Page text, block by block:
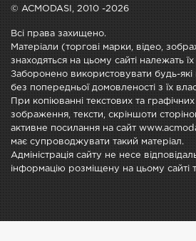
© ACMODASI, 2010 -2026
Всі права захищено.
Матеріали (торгові марки, відео,
знаходяться на цьому сайті належать
Заборонено використовувати будь-які
без попередньої домовленості з їх
При копіюванні текстових та графічних
зображення, тексти, скріншоти
активне посилання на сайт
має супроводжувати такий матеріал.
Адміністрація сайту не несе
інформацію розміщену на цьому сайті